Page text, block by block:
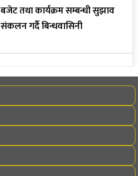
बजेट तथा कार्यक्रम सम्बन्धी सुझाव
संकलन गर्दै बिन्धवासिनी